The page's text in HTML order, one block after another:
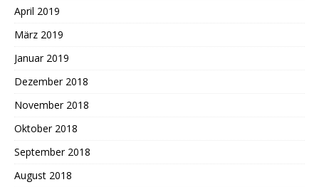
April 2019
März 2019
Januar 2019
Dezember 2018
November 2018
Oktober 2018
September 2018
August 2018